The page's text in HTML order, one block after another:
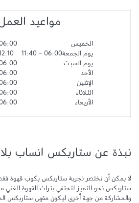
مواعيد
الخميس
يوم الجمعة06:00
-
11:40
12:10
يوم السبت
الأحد
الإثنين
الثلاثاء
الأربعاء
نبذة عن ستاربكس انساب